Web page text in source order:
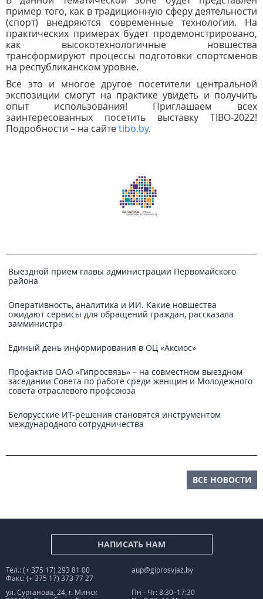
пример того, как в традиционную сферу деятельности
(спорт) внедряются современные технологии. На
практических примерах будет продемонстрировано,
как высокотехнологичные новшества
трансформируют процессы подготовки спортсменов
на республиканском уровне.
Все это и многое другое посетители центральной
экспозиции смогут на практике увидеть и получить
опыт использования! Приглашаем всех
заинтересованных посетить выставку TIBO-2022!
Подробности – на сайтеtibo.by.
Выездной прием главы администрации Первомайского
района
Оперативность, аналитика и ИИ. Какие новшества
ожидают сервисы для обращений граждан, рассказала
замминистра
Единый день информирования в ОЦ «Аксиос»
Профактив ОАО «Гипросвязь» – на совместном выездном
заседании Совета по работе среди женщин и Молодежного
совета отраслевого профсоюза
Белорусские ИТ-решения становятся инструментом
международного сотрудничества
ВСЕ НОВОСТИ
НАПИСАТЬ НАМ
Тел.: (+ 375 17) 293 81 00
Факс: (+ 375 17) 373 77 27
aup@giprosvjaz.by
ул. Сурганова, 24, г. Минск
Пн - Чт: 8:30–17:30